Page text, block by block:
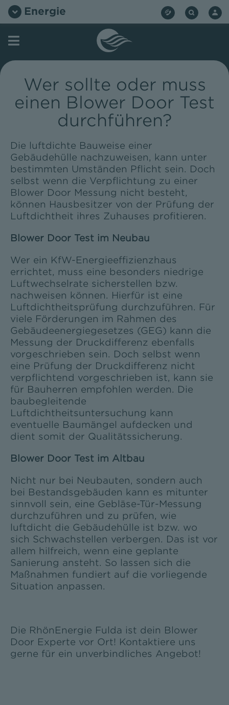
Zum
InhaltEnergie
Wer sollte oder muss
einen Blower Door Test
durchführen?
Die luftdichte Bauweise einer
Gebäudehülle nachzuweisen, kann unter
bestimmten Umständen Pflicht sein. Doch
selbst wenn die Verpflichtung zu einer
Blower Door Messung nicht besteht,
können Hausbesitzer von der Prüfung der
Luftdichtheit ihres Zuhauses profitieren.
Blower Door Test im Neubau
Wer ein KfW-Energieeffizienzhaus
errichtet, muss eine besonders niedrige
Luftwechselrate sicherstellen bzw.
nachweisen können. Hierfür ist eine
Luftdichtheitsprüfung durchzuführen. Für
viele Förderungen im Rahmen des
Gebäudeenergiegesetzes (GEG) kann die
Messung der Druckdifferenz ebenfalls
vorgeschrieben sein. Doch selbst wenn
eine Prüfung der Druckdifferenz nicht
verpflichtend vorgeschrieben ist, kann sie
für Bauherren empfohlen werden. Die
baubegleitende
Luftdichtheitsuntersuchung kann
eventuelle Baumängel aufdecken und
dient somit der Qualitätssicherung.
Blower Door Test im Altbau
Nicht nur bei Neubauten, sondern auch
bei Bestandsgebäuden kann es mitunter
sinnvoll sein, eine Gebläse-Tür-Messung
durchzuführen und zu prüfen, wie
luftdicht die Gebäudehülle ist bzw. wo
sich Schwachstellen verbergen. Das ist vor
allem hilfreich, wenn eine geplante
Sanierung ansteht. So lassen sich die
Maßnahmen fundiert auf die vorliegende
Situation anpassen.
Die RhönEnergie Fulda ist dein Blower
Door Experte vor Ort! Kontaktiere uns
gerne für ein unverbindliches Angebot!